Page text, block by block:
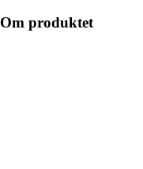
Om produktet